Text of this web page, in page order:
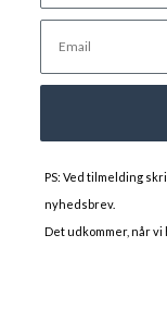
PS: Ved tilmelding
nyhedsbrev.
Det udkommer, når vi